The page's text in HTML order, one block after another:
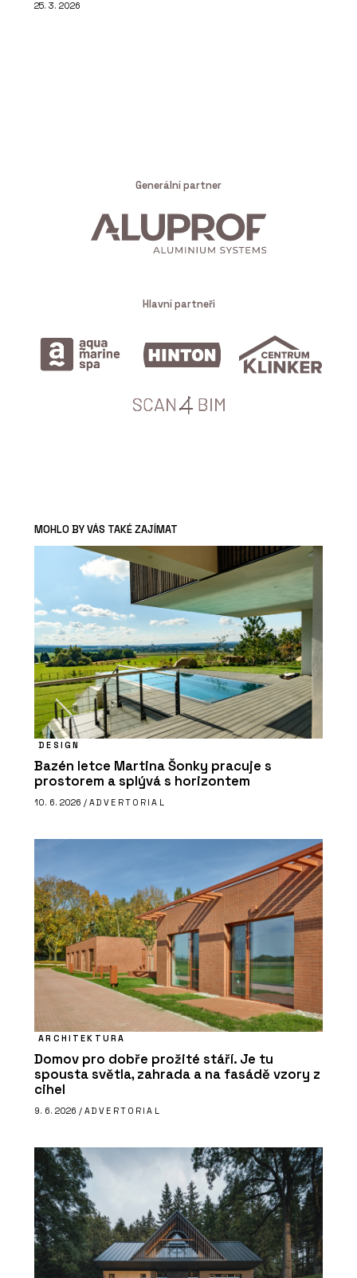
25. 3. 2026
Generální partner
Hlavní partneři
MOHLO BY VÁS TAKÉ ZAJÍMAT
DESIGN
Bazén letce Martina Šonky pracuje s
prostorem a splývá s horizontem
10. 6. 2026 / ADVERTORIAL
ARCHITEKTURA
Domov pro dobře prožité stáří. Je tu
spousta světla, zahrada a na fasádě vzory z
cihel
9. 6. 2026 / ADVERTORIAL